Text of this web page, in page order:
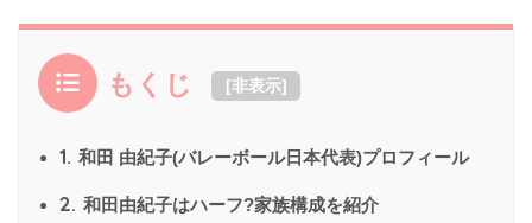
もくじ [非表示]
1. 和田 由紀子(バレーボール日本代表)プロフィール
2. 和田由紀子はハーフ?家族構成を紹介